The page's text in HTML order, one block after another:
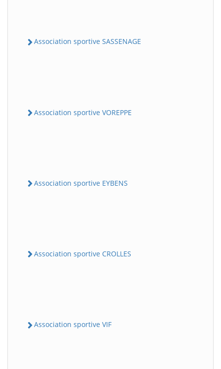
Association sportive SASSENAGE
Association sportive VOREPPE
Association sportive EYBENS
Association sportive CROLLES
Association sportive VIF